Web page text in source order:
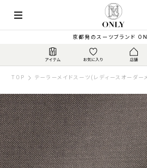
京都発のスーツブランド
TOP テーラーメイドスーツ(レディースオーダー